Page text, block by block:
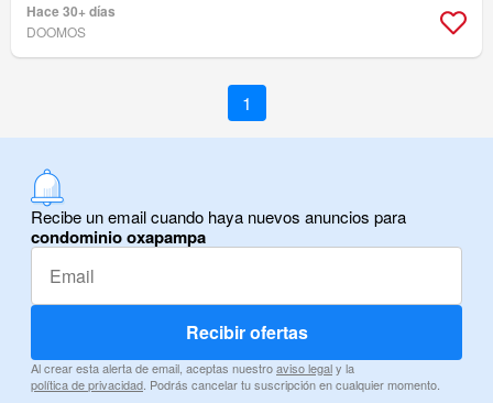
Hace 30+ días
DOOMOS
1
Recibe un email cuando haya nuevos anuncios para
condominio oxapampa
Recibir ofertas
Al crear esta alerta de email, aceptas nuestroaviso legaly la
política de privacidad . Podrás cancelar tu suscripción en cualquier momento.